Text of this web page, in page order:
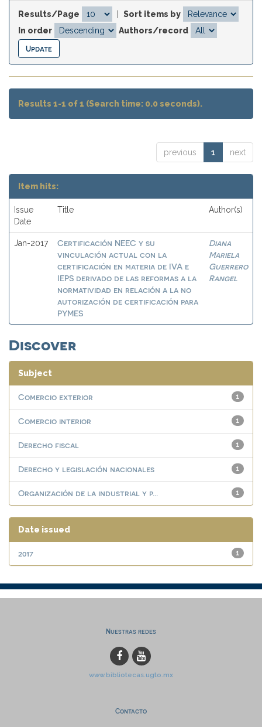
Results/Page
Sort items by
In order
Authors/record
Results 1-1 of 1 (Search time: 0.0 seconds).
previous 1 next
Item hits:
Issue
Date
Title Author(s)
Jan-2017
Certificación NEEC y su
vinculación actual con la
certificación en materia de IVA e
IEPS derivado de las reformas a la
normatividad en relación a la no
autorización de certificación para
PYMES
Diana
Mariela
Guerrero
Rangel
Discover
Subject
1
Comercio exterior
1
Comercio interior
1
Derecho fiscal
1
Derecho y legislación nacionales
1
Organización de la industrial y p...
Date issued
1
2017
Nuestras redes
www.bibliotecas.ugto.mx
Contacto